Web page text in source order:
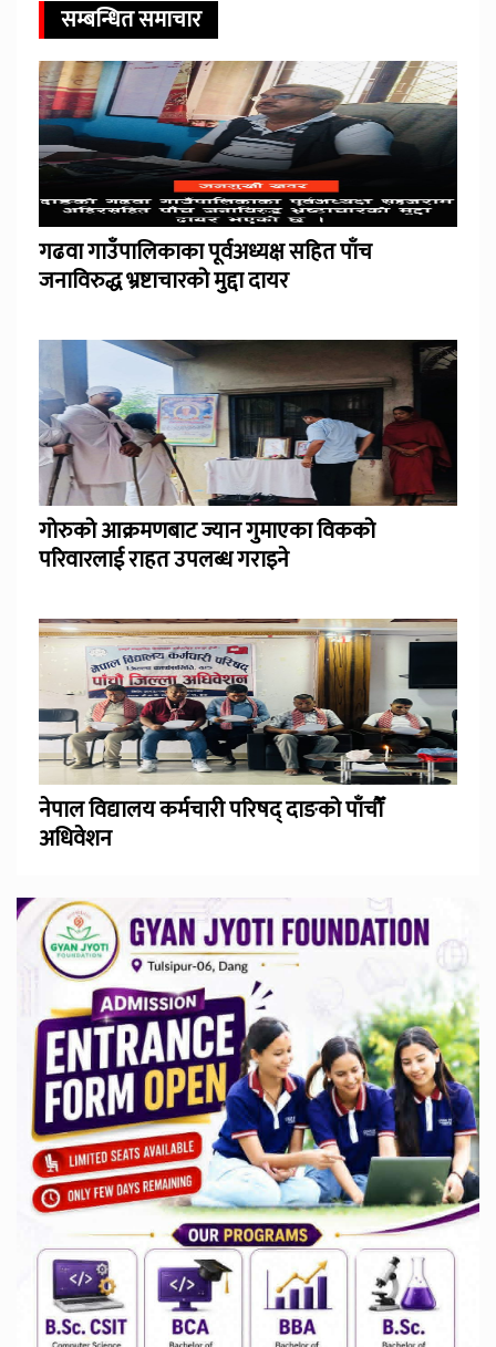
सम्बन्धित समाचार
गढवा गाउँपालिकाका पूर्वअध्यक्ष सहित पाँच
जनाविरुद्ध भ्रष्टाचारको मुद्दा दायर
गोरुको आक्रमणबाट ज्यान गुमाएका विकको
परिवारलाई राहत उपलब्ध गराइने
नेपाल विद्यालय कर्मचारी परिषद् दाङको पाँचौँ
अधिवेशन